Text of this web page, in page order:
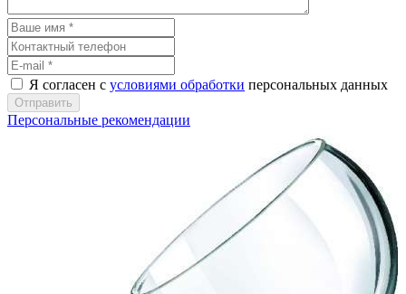
Я согласен с условиями обработки персональных данных
Отправить
Персональные рекомендации